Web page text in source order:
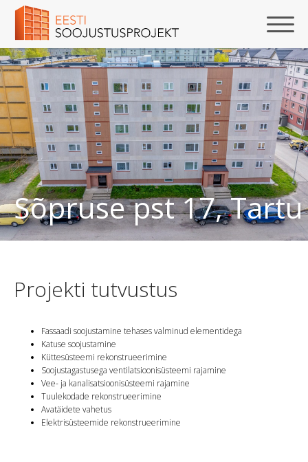
Sõpruse pst 17, Tartu
Projekti tutvustus
Fassaadi soojustamine tehases valminud elementidega
Katuse soojustamine
Küttesüsteemi rekonstrueerimine
Soojustagastusega ventilatsioonisüsteemi rajamine
Vee- ja kanalisatsioonisüsteemi rajamine
Tuulekodade rekonstrueerimine
Avatäidete vahetus
Elektrisüsteemide rekonstrueerimine